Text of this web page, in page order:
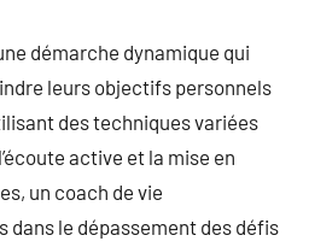
démarche dynamique qui
leurs objectifs personnels
des techniques variées
active et la mise en
un coach de vie
dans le dépassement des défis